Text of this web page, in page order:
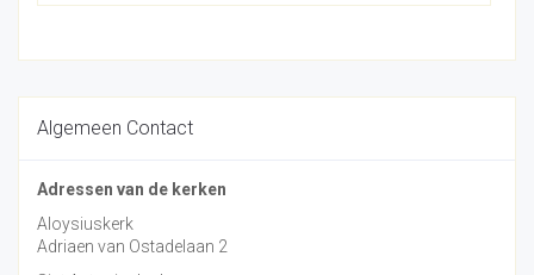
Algemeen Contact
Adressen van de kerken
Aloysiuskerk
Adriaen van Ostadelaan 2